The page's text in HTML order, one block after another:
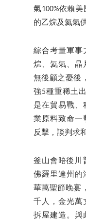
氣100%依賴
的乙烷及氦氣
綜合考量軍事
烷、氦氣、晶
無後顧之憂後
強5種重稀土
是在貿易戰、
業原料致命一
反擊，談判求和
釜山會晤後川
佛羅里達州的
華萬聖節晚宴
千人，金光萬
拆屋建造。與